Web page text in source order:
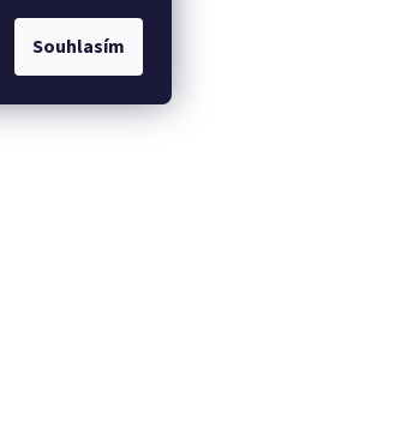
Souhlasím